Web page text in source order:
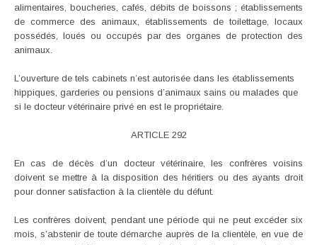
alimentaires, boucheries, cafés, débits de boissons ; établissements
de commerce des animaux, établissements de toilettage, locaux
possédés, loués ou occupés par des organes de protection des
animaux.
L’ouverture de tels cabinets n’est autorisée dans les établissements
hippiques, garderies ou pensions d’animaux sains ou malades que
si le docteur vétérinaire privé en est le propriétaire.
ARTICLE 292
En cas de décès d’un docteur vétérinaire, les confrères voisins
doivent se mettre à la disposition des héritiers ou des ayants droit
pour donner satisfaction à la clientèle du défunt.
Les confrères doivent, pendant une période qui ne peut excéder six
mois, s’abstenir de toute démarche auprès de la clientèle, en vue de